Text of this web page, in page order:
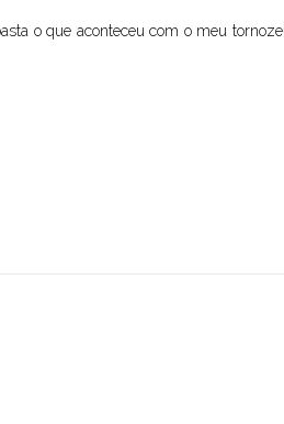
o que aconteceu com o meu